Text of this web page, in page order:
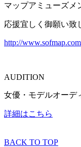
マップアミューズメ
応援宜しく御願い致
http://
AUDITION
女優・モデルオーデ
詳細はこちら
BACK TO TOP